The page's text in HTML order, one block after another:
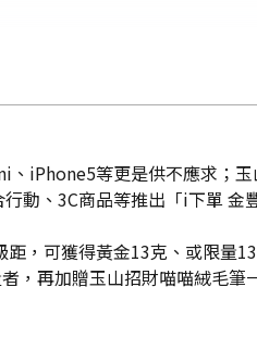
iPhone5等更是供不應求；玉
動、3C商品等推出「i下單 金
，可獲得黃金13克、或限量
，再加贈玉山招財喵喵絨毛筆